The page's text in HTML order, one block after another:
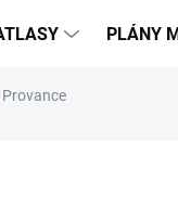
PLÁNY
Provance